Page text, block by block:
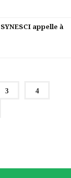
appelle à
3 4